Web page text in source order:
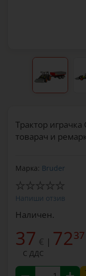
Трактор играчка
товарач и
Марка: Bruder
Напиши отзив
Наличен.
37 € | 7237
С ДДС